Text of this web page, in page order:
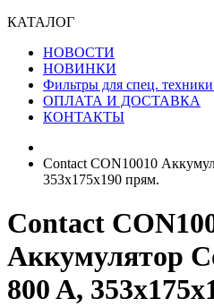
КАТАЛОГ
НОВОСТИ
НОВИНКИ
Фильтры для спец. техники
ОПЛАТА И ДОСТАВКА
КОНТАКТЫ
Contact CON10010
353x175x190 прям.
Contact
Аккумулятор
800 A,